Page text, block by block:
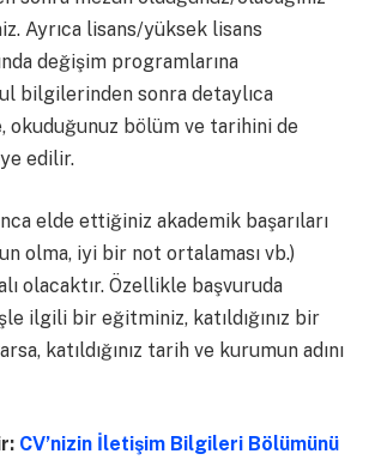
Ayrıca lisans/yüksek lisans
değişim programlarına
bilgilerinden sonra detaylıca
okuduğunuz bölüm ve tarihini de
edilir.
elde ettiğiniz akademik başarıları
olma, iyi bir not ortalaması vb.)
olacaktır. Özellikle başvuruda
ilgili bir eğitminiz, katıldığınız bir
katıldığınız tarih ve kurumun adını
CV’nizin İletişim Bilgileri Bölümünü